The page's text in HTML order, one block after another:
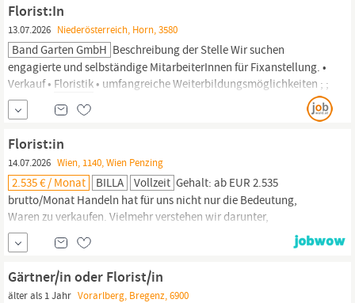
Blumen und Pflanzen
Florist:In
13.07.2026 Niederösterreich, Horn, 3580
Band Garten GmbH Beschreibung der Stelle Wir suchen
engagierte und selbständige MitarbeiterInnen für Fixanstellung. •
Verkauf • Floristik• umfangreiche Weiterbildungsmöglichkeiten ; ;
Anforderungsprofil • abgeschlossene Berufsausbildung im Bereich
Gärtner oder
Floristik
• Führerschein Klasse B ; ; Informationen zur
Florist:in
14.07.2026 Wien, 1140, Wien Penzing
2.535 € / Monat BILLA Vollzeit Gehalt: ab EUR 2.535
brutto/Monat Handeln hat für uns nicht nur die Bedeutung,
Waren zu verkaufen. Vielmehr verstehen wir darunter,
anzupacken und durch unser gemeinsames Handeln unsere
Kund:innen zu begeistern. Wenn Sie die Sicherheit eines Konzerns
genießen und dennoch über den Tellerrand schauen möchten,
sind Sie bei uns genau richtig. Wir bieten vielfältige...
Gärtner/in oder Florist/in
älter als 1 Jahr Vorarlberg, Bregenz, 6900